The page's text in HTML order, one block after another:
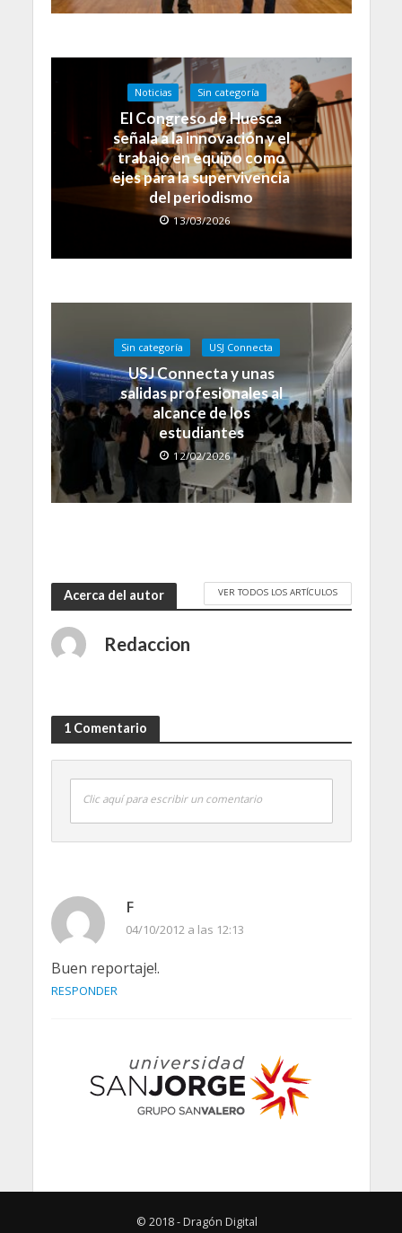
Noticias Sin categoría
El Congreso de Huesca
señala a la innovación y el
trabajo en equipo como
ejes para la supervivencia
del periodismo
13/03/2026
Sin categoría USJ Connecta
USJ Connecta y unas
salidas profesionales al
alcance de los
estudiantes
12/02/2026
Acerca del autor VER TODOS LOS ARTÍCULOS
Redaccion
1 Comentario
Clic aquí para escribir un comentario
F
04/10/2012 a las 12:13
Buen reportaje!.
RESPONDER
© 2018 - Dragón Digital